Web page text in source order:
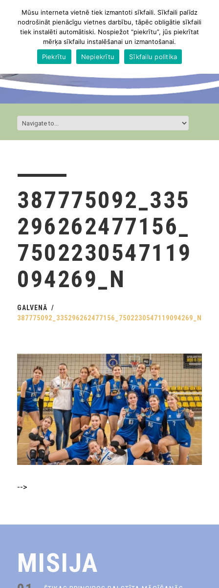
387775092_335
296262477156_
7502230547119
094269_N
GALVENĀ
387775092_335296262477156_7502230547119094269_N
-->
MISIJA
Mūsu interneta vietnē tiek izmantoti sīkfaili. Sīkfaili palīdz
nodrošināt pienācīgu vietnes darbību, tāpēc obligātie sīkfaili
tiek instalēti automātiski. Nospiežot “piekrītu”, jūs piekrītat
mērķa sīkfailu instalēšanai un izmantošanai.
Piekrītu
Nepiekrītu Sīkfailu politika